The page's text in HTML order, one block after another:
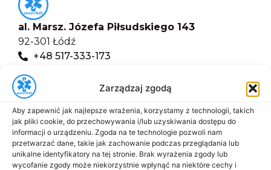
Zarządzaj zgodą
Aby zapewnić jak najlepsze wrażenia, korzystamy z technologii, takich
jak pliki cookie, do przechowywania i/lub uzyskiwania dostępu do
informacji o urządzeniu. Zgoda na te technologie pozwoli nam
przetwarzać dane, takie jak zachowanie podczas przeglądania lub
unikalne identyfikatory na tej stronie. Brak wyrażenia zgody lub
wycofanie zgody może niekorzystnie wpłynąć na niektóre cechy i
al. Marsz. Józefa Piłsudskiego 143
92-301 Łódź
+48 517-333-173
biuro@dasmed.pl
Menu
Start
O nas
Oferta